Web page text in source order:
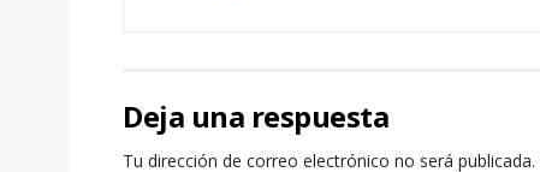
Deja una respuesta
Tu dirección de correo electrónico no será publicada.